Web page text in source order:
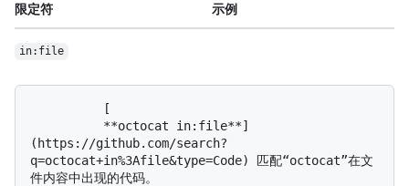
限定符 示例
in:file
(https://github.com/search?
q=octocat+in%3Afile&type=Code) 匹配“octocat”在文